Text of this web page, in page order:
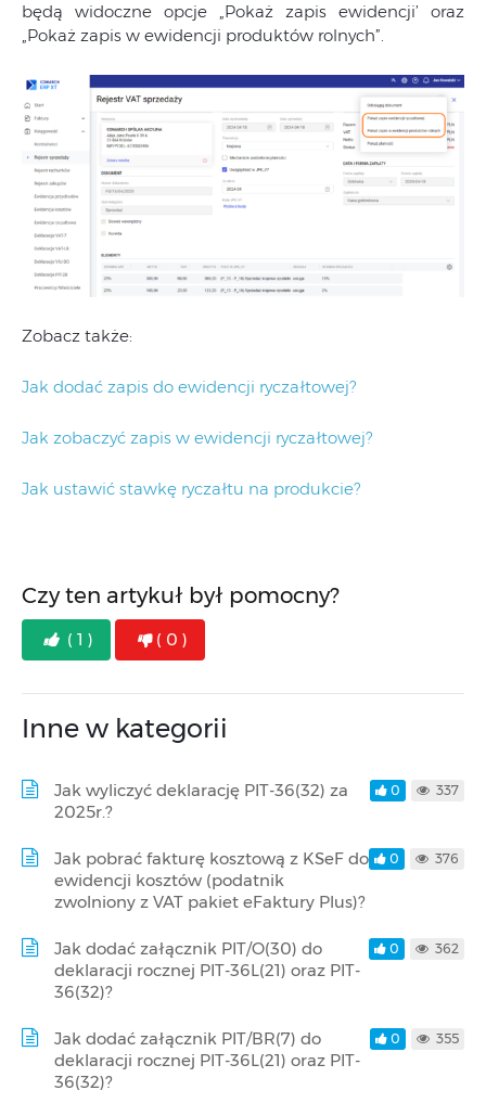
będą widoczne opcje „Pokaż zapis ewidencji’ oraz
„Pokaż zapis w ewidencji produktów rolnych”.
Zobacz także:
Jak dodać zapis do ewidencji ryczałtowej?
Jak zobaczyć zapis w ewidencji ryczałtowej?
Jak ustawić stawkę ryczałtu na produkcie?
Czy ten artykuł był pomocny?
( 1 ) ( 0 )
Inne w kategorii
Jak wyliczyć deklarację PIT-36(32) za
2025r.?
0 337
Jak pobrać fakturę kosztową z KSeF do
ewidencji kosztów (podatnik
zwolniony z VAT pakiet eFaktury Plus)?
0 376
Jak dodać załącznik PIT/O(30) do
deklaracji rocznej PIT-36L(21) oraz PIT-
36(32)?
0 362
Jak dodać załącznik PIT/BR(7) do
deklaracji rocznej PIT-36L(21) oraz PIT-
36(32)?
0 355